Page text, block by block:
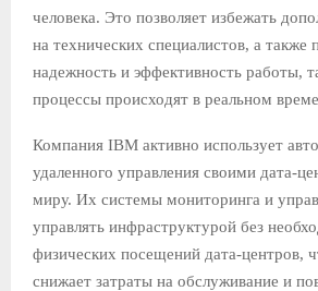
человека. Это позволяет избежать
на технических специалистов, а также
надежность и эффективность работы,
процессы происходят в реальном
Компания IBM активно использует
удаленного управления своими дата-
миру. Их системы мониторинга и
управлять инфраструктурой без
физических посещений дата-центров,
снижает затраты на обслуживание и